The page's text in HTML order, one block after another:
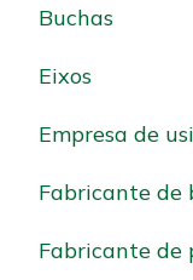
Buchas
Eixos
Empresa de
Fabricante de
Fabricante de